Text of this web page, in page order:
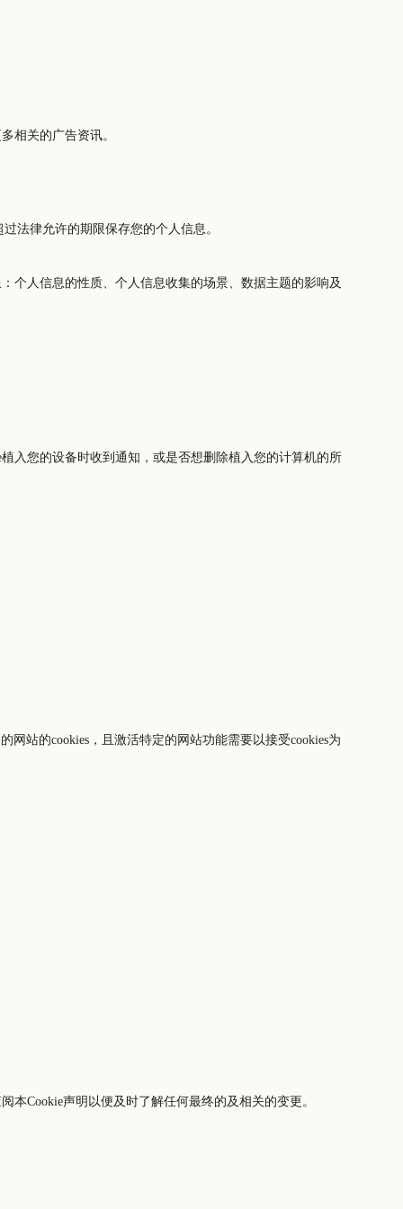
相关的广告资讯。
法律允许的期限保存您的个人信息。
个人信息的性质、个人信息收集的场景、数据主题的影响及
入您的设备时收到通知，或是否想删除植入您的计算机的所
站的cookies，且激活特定的网站功能需要以接受cookies为
本Cookie声明以便及时了解任何最终的及相关的变更。